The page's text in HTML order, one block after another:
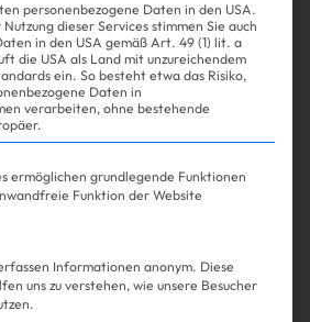
| 21.11.2024
Badmómzjay
Bad Cosmetics
Haare & neue
personenbezogene Daten in den USA.
dieser Services stimmen Sie auch
in den USA gemäß Art. 49 (1) lit. a
die USA als Land mit unzureichendem
ein. So besteht etwa das Risiko,
Daten in
verarbeiten, ohne bestehende
der Service-Gruppen, für die
ermöglichen grundlegende Funktionen
Funktion der Website
Informationen anonym. Diese
uns zu verstehen, wie unsere Besucher